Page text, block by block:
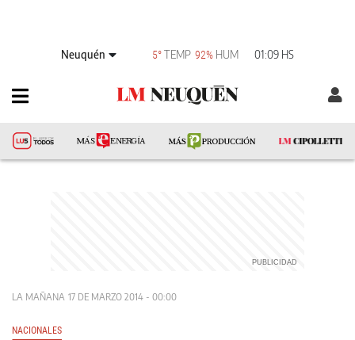
Neuquén 5°TEMP 92% HUM 01:09 HS
LA MAÑANA 17 DE MARZO 2014 - 00:00
NACIONALES